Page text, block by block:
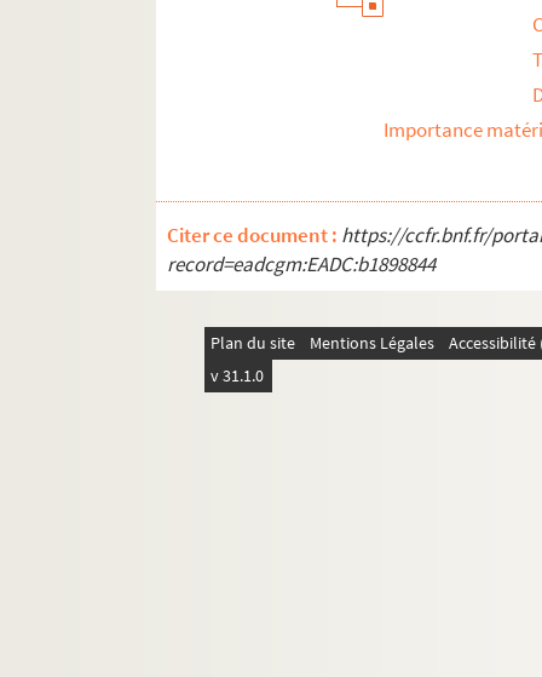
Importance
Citer ce document : https://ccfr.bnf.fr/
record=eadcgm:EADC:b1898844
Plan du site Mentions Légales
v 31.1.0